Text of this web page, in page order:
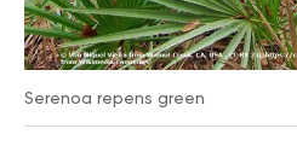
Serenoa repens green